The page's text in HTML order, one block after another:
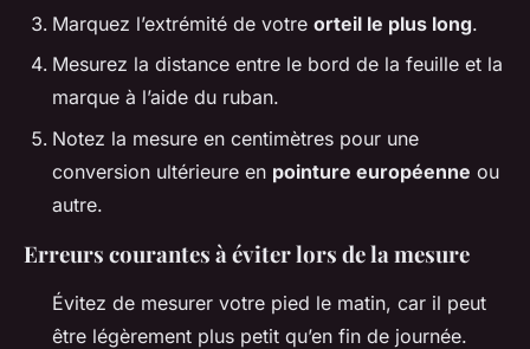
Marquez l’extrémité de votre orteil le plus long.
Mesurez la distance entre le bord de la feuille et la
marque à l’aide du ruban.
Notez la mesure en centimètres pour une
conversion ultérieure en pointure européenne ou
autre.
Erreurs courantes à éviter lors de la mesure
Évitez de mesurer votre pied le matin, car il peut
être légèrement plus petit qu’en fin de journée.